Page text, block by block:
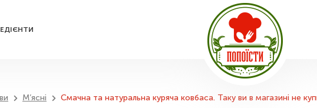
М’ясні Смачна та натуральна куряча ковбаса. Таку ви в магазині не